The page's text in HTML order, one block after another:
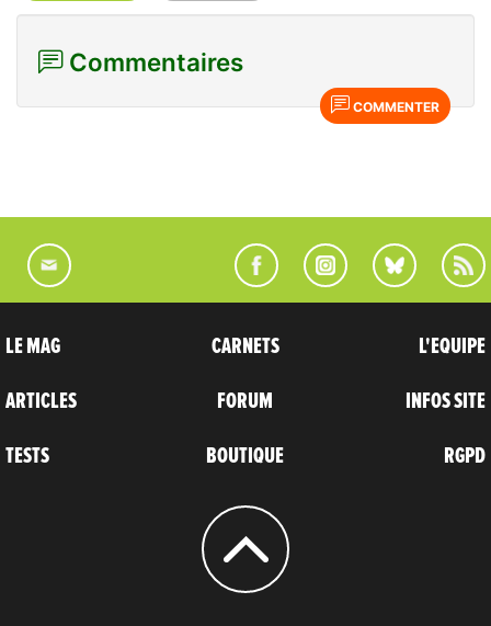
Commentaires
COMMENTER
LE MAG
ARTICLES
TESTS
CARNETS
FORUM
BOUTIQUE
L'EQUIPE
INFOS SITE
RGPD